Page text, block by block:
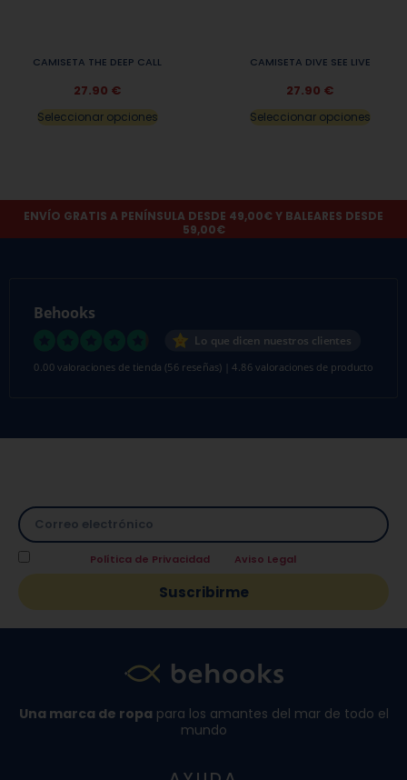
CAMISETA THE DEEP CALL
27.90 €
Seleccionar opciones
CAMISETA DIVE SEE LIVE
27.90 €
Seleccionar opciones
ENVÍO GRATIS A PENÍNSULA DESDE 49,00€ Y BALEARES DESDE
59,00€
Behooks
Lo que dicen nuestros clientes
0.00 valoraciones de tienda (56 reseñas) |4.86 valoraciones de producto
Política de Privacidad Aviso Legal
Suscribirme
Una marca de ropa para los amantes del mar de todo el
mundo